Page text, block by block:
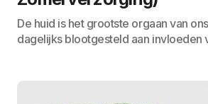
De huid is het grootste orgaan van
dagelijks blootgesteld aan invloeden